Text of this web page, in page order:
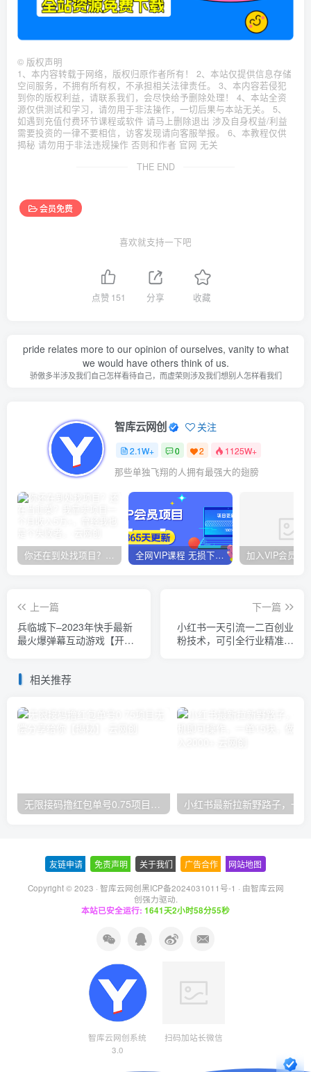
© 版权声明
1、本内容转载于网络，版权归原作者所有！ 2、本站仅提供信息存储
空间服务，不拥有所有权，不承担相关法律责任。 3、本内容若侵犯
到你的版权利益，请联系我们，会尽快给予删除处理！ 4、本站全资
源仅供测试和学习，请勿用于非法操作，一切后果与本站无关。 5、
如遇到充值付费环节课程或软件 请马上删除退出 涉及自身权益/利益
需要投资的一律不要相信，访客发现请向客服举报。 6、本教程仅供
揭秘 请勿用于非法违规操作 否则和作者 官网 无关
THE END
会员免费
喜欢就支持一下吧
点赞 151 分享 收藏
pride relates more to our opinion of ourselves, vanity to what
we would have others think of us.
骄傲多半涉及我们自己怎样看待自己，而虚荣则涉及我们想别人怎样看我们
智库云网创 关注
2.1W+ 0 2 1125W+
那些单独飞翔的人拥有最强大的翅膀
你还在到处找项目？还在当韭菜？我靠卖项目一个月收入5万+，曾经我也是个失败者。 全网VIP课程 无损下载~
上一篇
兵临城下–2023年快手最新
最火爆弹幕互动游戏【开播
下一篇
小红书一天引流一二百创业
粉技术，可引全行业精准粉
相关推荐
无限接码撸红包单号0.75项目无偿分享给你【揭秘】
友链申请 免责声明 关于我们 广告合作 网站地图
Copyright © 2023 · 智库云网创黑ICP备2024031011号-1 · 由智库云网
创强力驱动.
本站已安全运行: 1641天2小时58分55秒
智库云网创系统
3.0
扫码加站长微信